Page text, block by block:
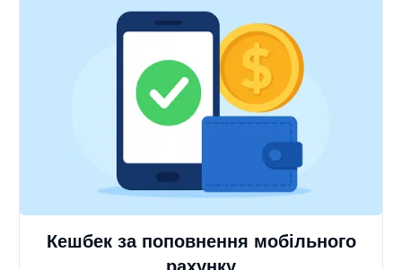
Кешбек за поповнення мобільного